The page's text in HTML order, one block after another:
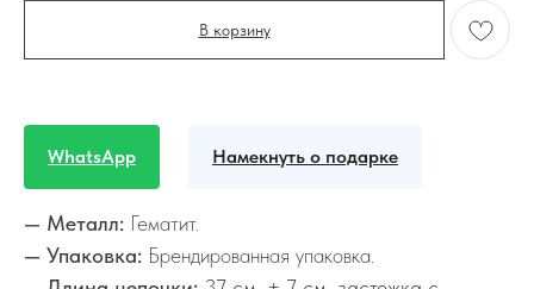
В корзину
WhatsApp Намекнуть о подарке
— Металл: Гематит.
— Упаковка: Брендированная упаковка.